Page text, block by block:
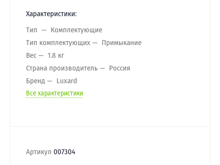
Характеристики:
Тип
Комплектующие
Тип комплектующих
Примыкание
Вес
1.8 кг
Страна производитель
Россия
Бренд
Luxard
Все характеристики
Артикул 007304